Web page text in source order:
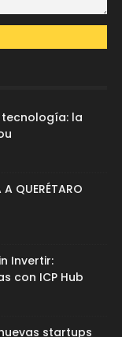
la
QUERÉTARO
Invertir:
con ICP Hub
startups